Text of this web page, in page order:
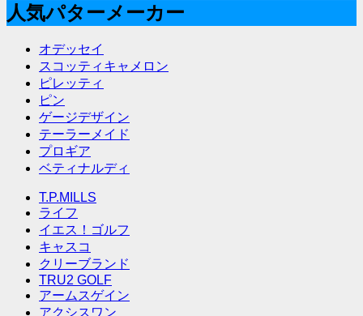
人気パターメーカー
オデッセイ
スコッティキャメロン
ピレッティ
ピン
ゲージデザイン
テーラーメイド
プロギア
ベティナルディ
T.P.MILLS
ライフ
イエス！ゴルフ
キャスコ
クリーブランド
TRU2 GOLF
アームスゲイン
アクシスワン